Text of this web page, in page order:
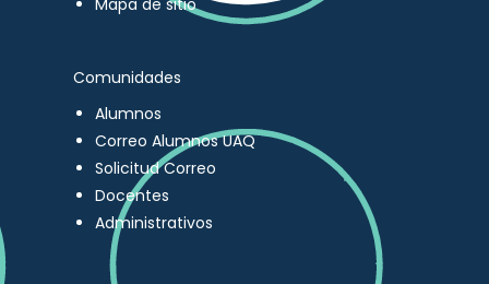
Mapa de sitio
Comunidades
Alumnos
Correo Alumnos UAQ
Solicitud Correo
Docentes
Administrativos